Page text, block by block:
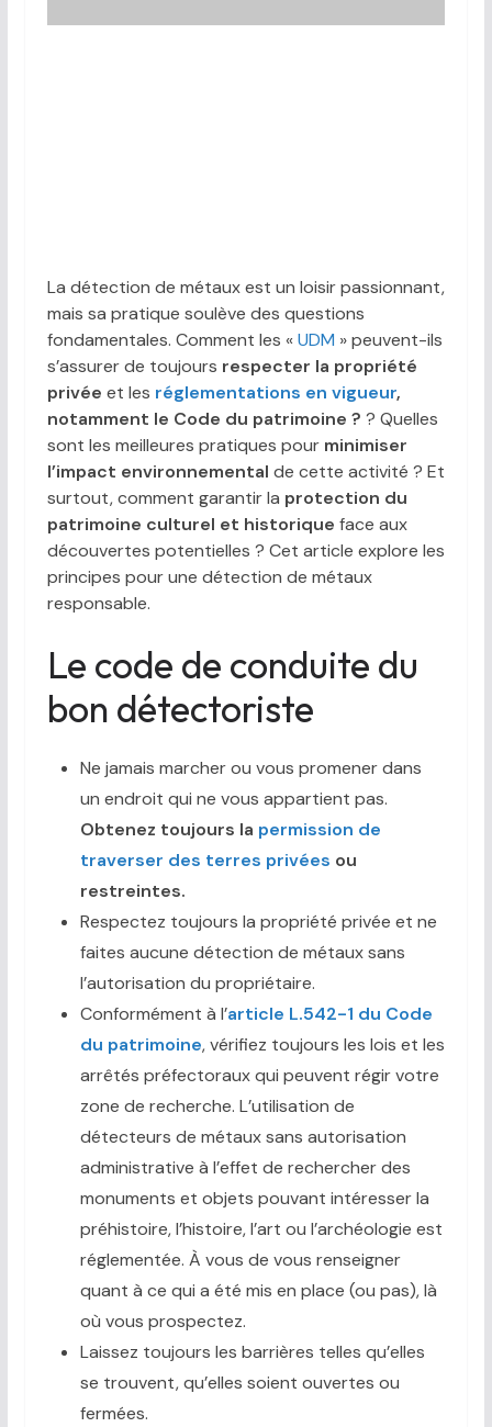
La détection de métaux est un loisir passionnant,
mais sa pratique soulève des questions
fondamentales. Comment les «UDM » peuvent-ils
s’assurer de toujours respecter la propriété
privée et les réglementations en vigueur,
notamment le Code du patrimoine ? ? Quelles
sont les meilleures pratiques pour minimiser
l’impact environnemental de cette activité ? Et
surtout, comment garantir la protection du
patrimoine culturel et historique face aux
découvertes potentielles ? Cet article explore les
principes pour une détection de métaux
responsable.
Le code de conduite du
bon détectoriste
Ne jamais marcher ou vous promener dans
un endroit qui ne vous appartient pas.
Obtenez toujours la permission de
traverser des terres privées ou
restreintes.
Respectez toujours la propriété privée et ne
faites aucune détection de métaux sans
l’autorisation du propriétaire.
Conformément à l’article L.542-1 du Code
du patrimoine, vérifiez toujours les lois et les
arrêtés préfectoraux qui peuvent régir votre
zone de recherche. L’utilisation de
détecteurs de métaux sans autorisation
administrative à l’effet de rechercher des
monuments et objets pouvant intéresser la
préhistoire, l’histoire, l’art ou l’archéologie est
réglementée. À vous de vous renseigner
quant à ce qui a été mis en place (ou pas), là
où vous prospectez.
Laissez toujours les barrières telles qu’elles
se trouvent, qu’elles soient ouvertes ou
fermées.